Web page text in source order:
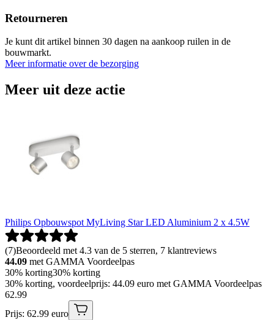
Retourneren
Je kunt dit artikel binnen 30 dagen na aankoop ruilen in de
bouwmarkt.
Meer informatie over de bezorging
Meer uit deze actie
Philips Opbouwspot MyLiving Star LED Aluminium 2 x 4.5W
(7)Beoordeeld met 4.3 van de 5 sterren, 7 klantreviews
44.09 met GAMMA Voordeelpas
30% korting30% korting
30% korting, voordeelprijs: 44.09 euro met GAMMA Voordeelpas
62.99
Prijs: 62.99 euro